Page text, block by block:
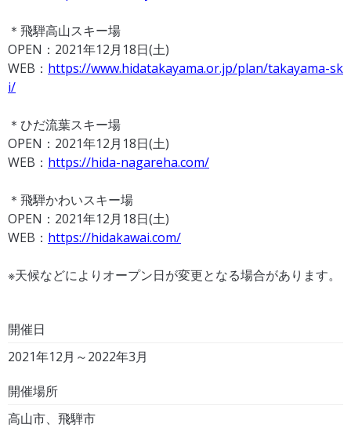
＊飛騨高山スキー場
OPEN：2021年12月18日(土)
WEB： https://www.hidatakayama.or.jp/plan/takayama-sk
i/
＊ひだ流葉スキー場
OPEN：2021年12月18日(土)
WEB： https://hida-nagareha.com/
＊飛騨かわいスキー場
OPEN：2021年12月18日(土)
WEB： https://hidakawai.com/
※天候などによりオープン日が変更となる場合があります。
開催日
2021年12月～2022年3月
開催場所
高山市、飛騨市